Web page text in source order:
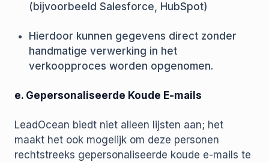
(bijvoorbeeld Salesforce, HubSpot)
Hierdoor kunnen gegevens direct zonder
handmatige verwerking in het
verkoopproces worden opgenomen.
e. Gepersonaliseerde Koude E-mails
LeadOcean biedt niet alleen lijsten aan; het
maakt het ook mogelijk om deze personen
rechtstreeks gepersonaliseerde koude e-mails te